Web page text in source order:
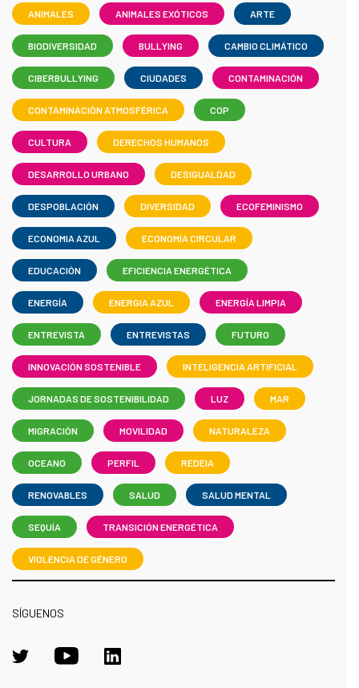
ANIMALES ANIMALES EXÓTICOS ARTE
BIODIVERSIDAD BULLYING CAMBIO CLIMÁTICO
CIBERBULLYING CIUDADES CONTAMINACIÓN
CONTAMINACIÓN ATMOSFÉRICA COP
CULTURA DERECHOS HUMANOS
DESARROLLO URBANO DESIGUALDAD
DESPOBLACIÓN DIVERSIDAD ECOFEMINISMO
ECONOMIA AZUL ECONOMÍA CIRCULAR
EDUCACIÓN EFICIENCIA ENERGÉTICA
ENERGÍA ENERGIA AZUL ENERGÍA LIMPIA
ENTREVISTA ENTREVISTAS FUTURO
INNOVACIÓN SOSTENIBLE INTELIGENCIA ARTIFICIAL
JORNADAS DE SOSTENIBILIDAD LUZ MAR
MIGRACIÓN MOVILIDAD NATURALEZA
OCEANO PERFIL REDEIA
RENOVABLES SALUD SALUD MENTAL
SEQUÍA TRANSICIÓN ENERGÉTICA
VIOLENCIA DE GÉNERO
SÍGUENOS